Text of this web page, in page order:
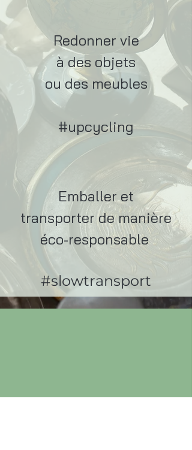
Redonner vie
à des objets
ou des meubles
#upcycling
Emballer et
transporter de manière
éco-responsable
#slowtransport